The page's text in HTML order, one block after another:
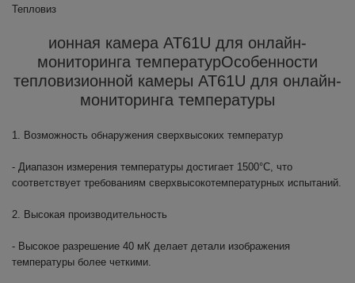
Тепловиз
ионная камера AT61U для онлайн-
мониторинга температурОсобенности
тепловизионной камеры AT61U для онлайн-
мониторинга температуры
1. Возможность обнаружения сверхвысоких температур
- Диапазон измерения температуры достигает 1500°C, что
соответствует требованиям сверхвысокотемпературных испытаний.
2. Высокая производительность
- Высокое разрешение 40 мК делает детали изображения
температуры более четкими.